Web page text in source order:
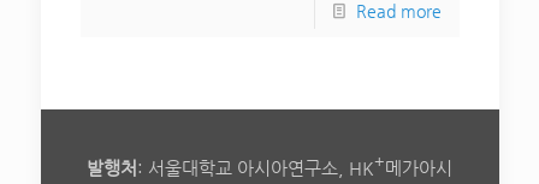
Read more
발행처 : 서울대학교 아시아연구소, HK+메가아시